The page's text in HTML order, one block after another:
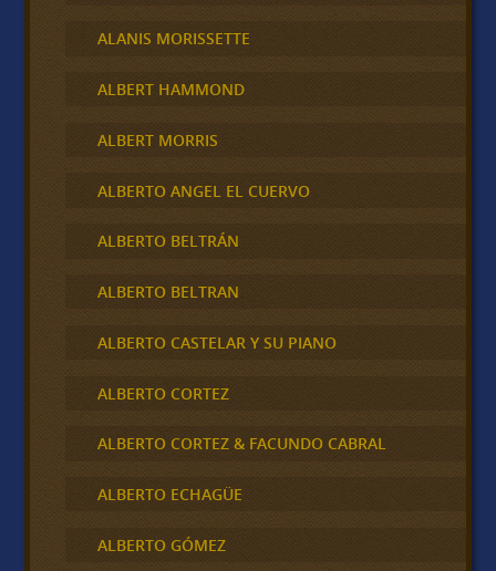
ALANIS MORISSETTE
ALBERT HAMMOND
ALBERT MORRIS
ALBERTO ANGEL EL CUERVO
ALBERTO BELTRÁN
ALBERTO BELTRAN
ALBERTO CASTELAR Y SU PIANO
ALBERTO CORTEZ
ALBERTO CORTEZ & FACUNDO CABRAL
ALBERTO ECHAGÜE
ALBERTO GÓMEZ